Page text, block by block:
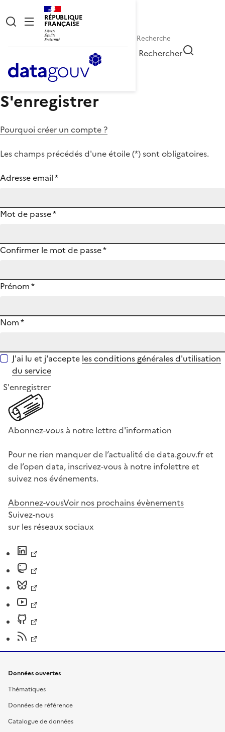
RÉPUBLIQUE
FRANÇAISE
Rechercher
S'enregistrer
Pourquoi créer un compte ?
Les champs précédés d'une étoile (*) sont obligatoires.
Adresse email*
Mot de passe*
Confirmer le mot de passe*
Prénom*
Nom*
J'ai lu et j'accepte les conditions générales d'utilisation
du service
S'enregistrer
Abonnez-vous à notre lettre d'information
Pour ne rien manquer de l’actualité de data.gouv.fr et
de l’open data, inscrivez-vous à notre infolettre et
suivez nos événements.
Abonnez-vousVoir nos prochains évènements
Suivez-nous
sur les réseaux sociaux
Données ouvertes
Thématiques
Données de référence
Catalogue de données